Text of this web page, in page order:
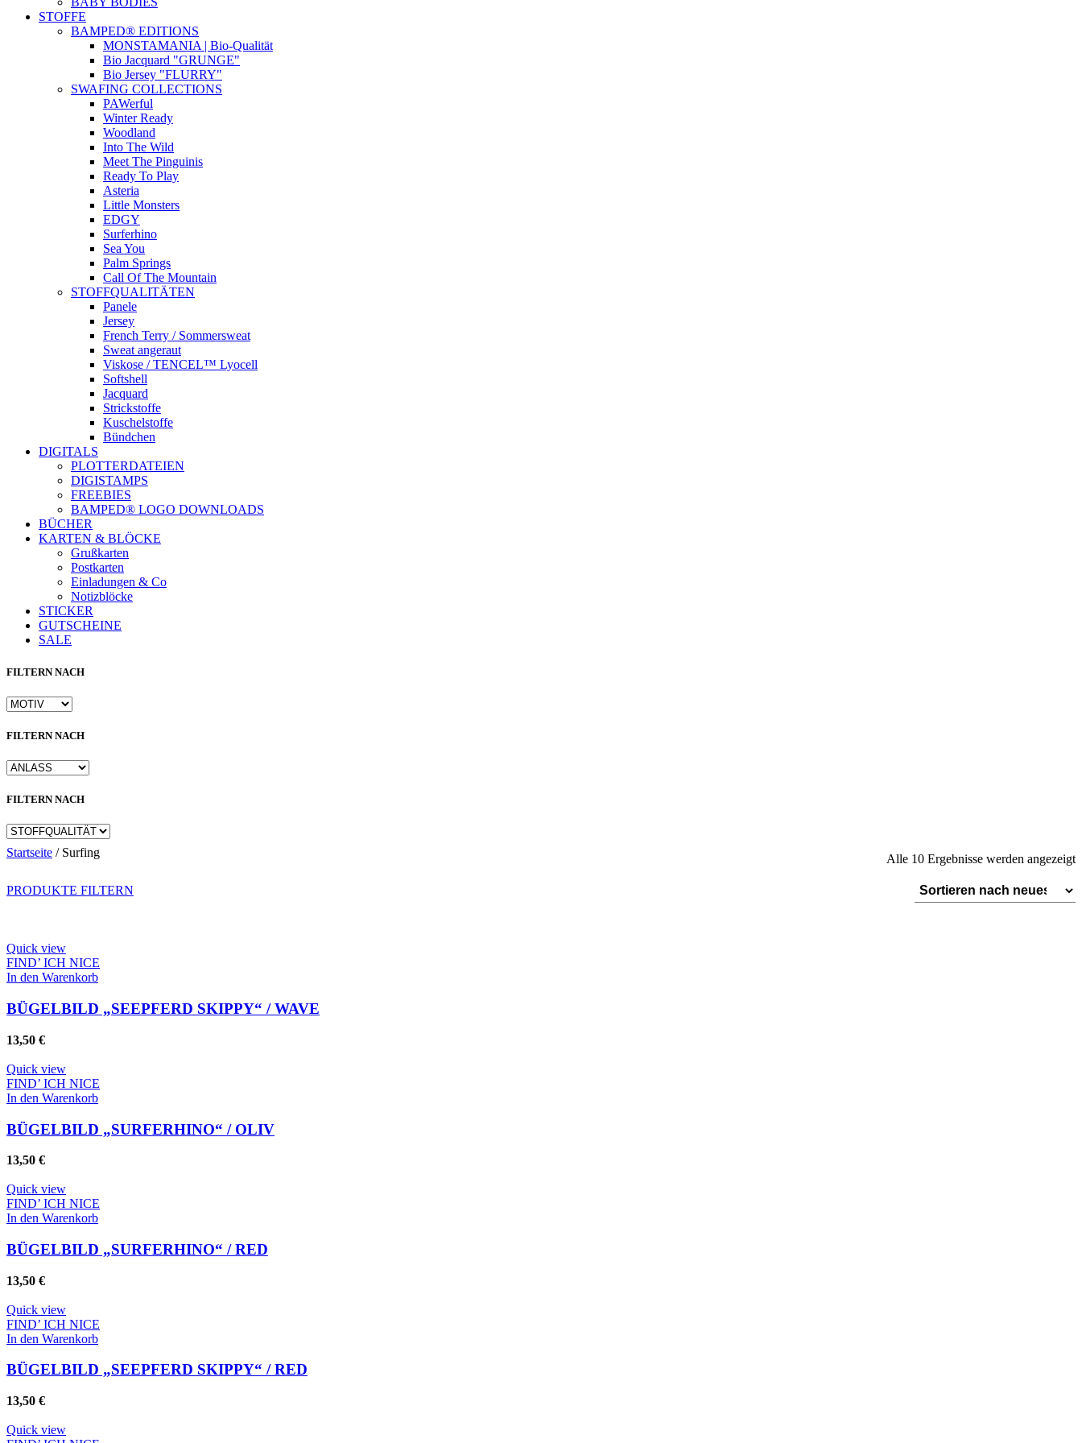
Instagram
STOFFE
BAMPED® EDITIONS
MONSTAMANIA | Bio-Qualität
Bio Jacquard "GRUNGE"
Bio Jersey "FLURRY"
SWAFING COLLECTIONS
PAWerful
Winter Ready
Woodland
Into The Wild
Meet The Pinguinis
Ready To Play
Asteria
Little Monsters
EDGY
Surferhino
Sea You
Palm Springs
Call Of The Mountain
STOFFQUALITÄTEN
Panele
Jersey
French Terry / Sommersweat
Sweat angeraut
Viskose / TENCEL™ Lyocell
Softshell
Jacquard
Strickstoffe
Kuschelstoffe
Bündchen
DIGITALS
PLOTTERDATEIEN
DIGISTAMPS
FREEBIES
BAMPED® LOGO DOWNLOADS
BÜCHER
KARTEN & BLÖCKE
Grußkarten
Postkarten
Einladungen & Co
Notizblöcke
STICKER
GUTSCHEINE
SALE
FILTERN NACH
FILTERN NACH
FILTERN NACH
Startseite / Surfing Alle 10 Ergebnisse werden angezeigt
PRODUKTE FILTERN
Quick view
FIND’ ICH NICE
In den Warenkorb
BÜGELBILD „SEEPFERD SKIPPY“ / WAVE
13,50 €
Quick view
FIND’ ICH NICE
In den Warenkorb
BÜGELBILD „SURFERHINO“ / OLIV
13,50 €
Quick view
FIND’ ICH NICE
In den Warenkorb
BÜGELBILD „SURFERHINO“ / RED
13,50 €
Quick view
FIND’ ICH NICE
In den Warenkorb
BÜGELBILD „SEEPFERD SKIPPY“ / RED
13,50 €
Quick view